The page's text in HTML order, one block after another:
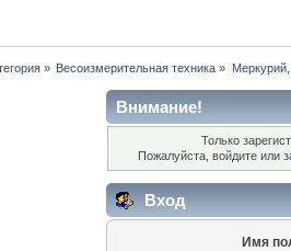
» Весоизмерительная техника »
Внимание!
Только
Пожалуйста, войдите или
Вход
Имя